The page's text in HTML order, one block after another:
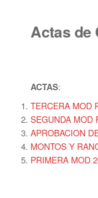
Actas de
ACTAS:
TERCERA MOD
SEGUNDA MOD
APROBACION
MONTOS Y
PRIMERA MOD